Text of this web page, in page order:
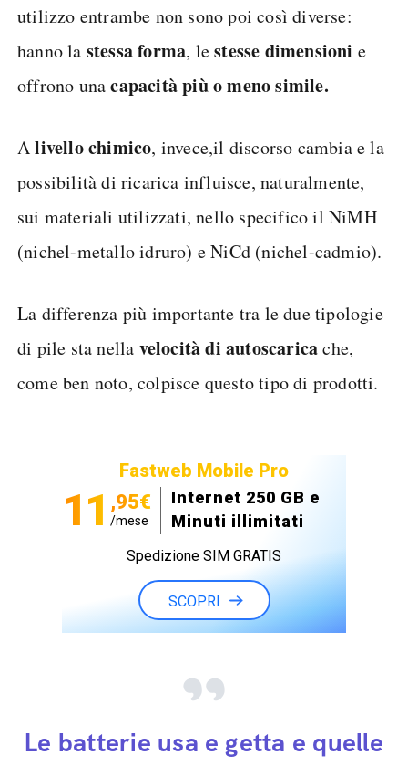
utilizzo entrambe non sono poi così diverse:
hanno la stessa forma, lestesse dimensioni e
offrono unacapacità più o meno simile.
Alivello chimico, invece,il discorso cambia e la
possibilità di ricarica influisce, naturalmente,
sui materiali utilizzati, nello specifico il NiMH
(nichel-metallo idruro) e NiCd (nichel-cadmio).
La differenza più importante tra le due tipologie
di pile sta nella velocità di autoscaricache,
come ben noto, colpisce questo tipo di prodotti.
Fastweb Mobile Pro
11 ,95€
/mese
Internet 250 GB e
Minuti illimitati
Spedizione SIM GRATIS
SCOPRI
Le batterie usa e getta e quelle